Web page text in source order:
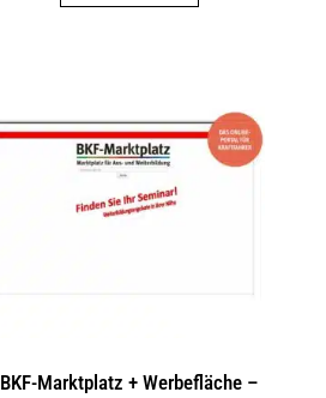
BKF-Marktplatz + Werbefläche –